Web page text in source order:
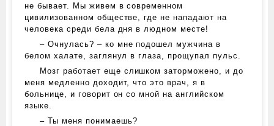
не бывает. Мы живем в современном
цивилизованном обществе, где не нападают на
человека среди бела дня в людном месте!
– Очнулась? – ко мне подошел мужчина в
белом халате, заглянул в глаза, прощупал пульс.
Мозг работает еще слишком заторможено, и до
меня медленно доходит, что это врач, я в
больнице, и говорит он со мной на английском
языке.
– Ты меня понимаешь?